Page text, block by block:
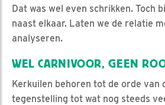
Dat was wel even schrikken. Toch
naast elkaar. Laten we de relatie
analyseren.
WEL CARNIVOOR, GEEN
Kerkuilen behoren tot de orde van
tegenstelling tot wat nog steeds